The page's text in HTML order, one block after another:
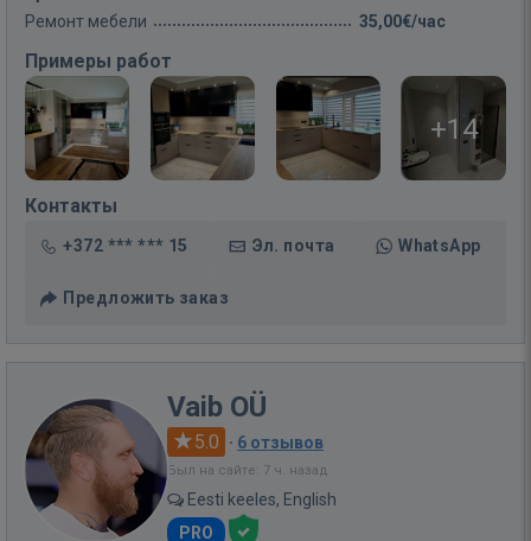
Ремонт мебели 35,00€/час
Примеры работ
+14
Контакты
+372 *** *** 15 Эл. почта WhatsApp
Предложить заказ
Vaib OÜ
5.0 · 6 отзывов
Был на сайте: 7 ч. назад
Eesti keeles, English
PRO